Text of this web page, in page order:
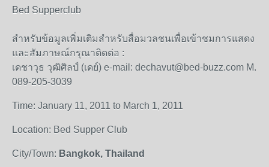
Bed Supperclub
สำหรับข้อมูลเพิ่มเติมสำหรับสื่อมวลชนเพื่อเข้าชมการแสดง
และสัมภาษณ์กรุณาติดต่อ :
เดชาวุธ วุฒิศิลป์ (เดย์) e-mail: dechavut@bed-buzz.com M.
089-205-3039
Time: January 11, 2011 to March 1, 2011
Location: Bed Supper Club
City/Town: Bangkok, Thailand